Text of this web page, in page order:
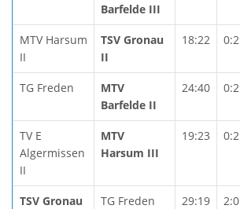
Barfelde III
MTV Harsum
II
TSV Gronau
II
18:22 0:2
TG Freden
MTV
Barfelde II
24:40 0:2
TV E
Algermissen
II
MTV
Harsum III
19:23 0:2
TSV Gronau
TG Freden 29:19 2:0